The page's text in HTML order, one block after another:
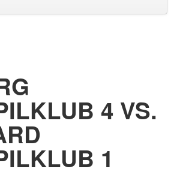
4 VS.
1